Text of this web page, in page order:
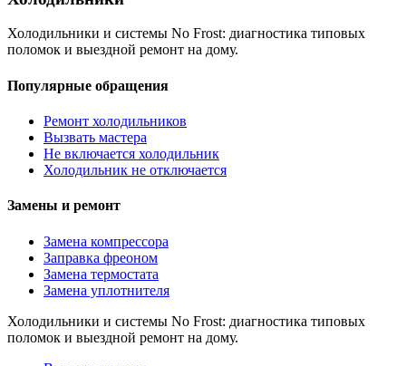
Холодильники и системы No Frost: диагностика типовых
поломок и выездной ремонт на дому.
Популярные обращения
Ремонт холодильников
Вызвать мастера
Не включается холодильник
Холодильник не отключается
Замены и ремонт
Замена компрессора
Заправка фреоном
Замена термостата
Замена уплотнителя
Холодильники и системы No Frost: диагностика типовых
поломок и выездной ремонт на дому.